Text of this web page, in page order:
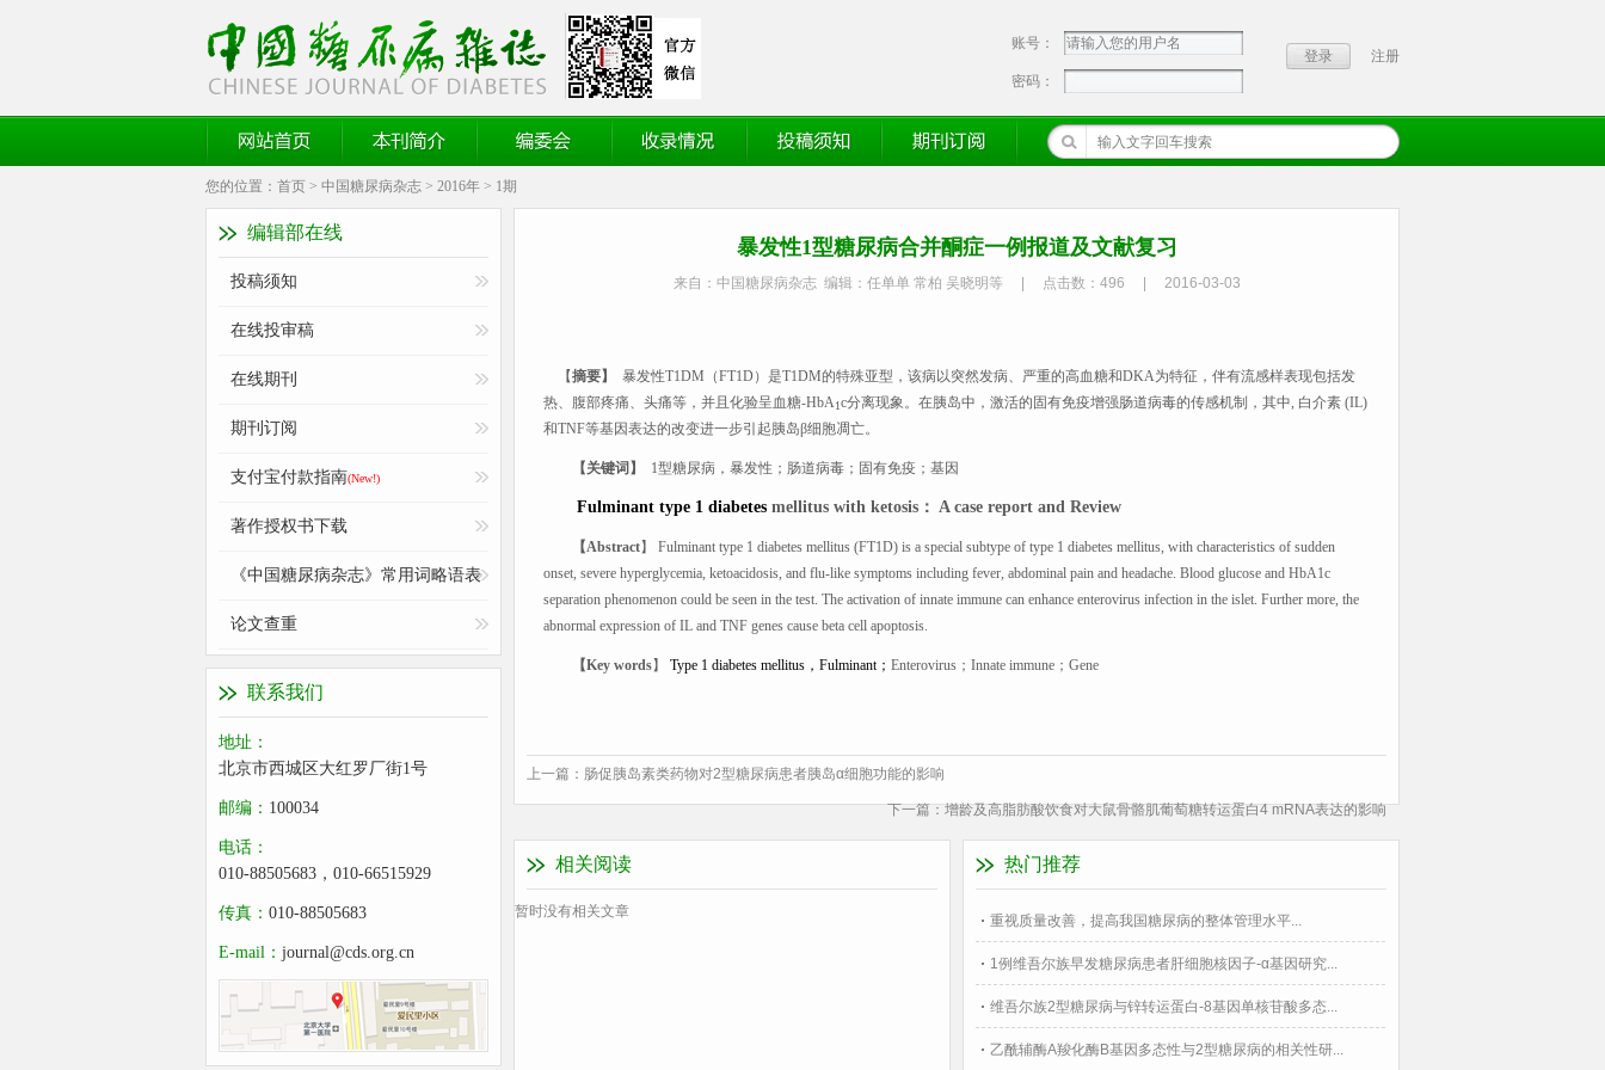
账号：
密码：
注册
网站首页 本刊简介 编委会 收录情况 投稿须知
期刊订阅
您的位置： 首页 > 中国糖尿病杂志 > 2016年 > 1期
编辑部在线
投稿须知
在线投审稿
在线期刊
期刊订阅
支付宝付款指南(New!)
著作授权书下载
《中国糖尿病杂志》常用词略语表
论文查重
联系我们
地址：
北京市西城区大红罗厂街1号
邮编： 100034
电话：
010-88505683，010-66515929
传真： 010-88505683
E-mail： journal@cds.org.cn
暴发性1型糖尿病合并酮症一例报道及文献复习
来自：中国糖尿病杂志 编辑：任单单 常柏 吴晓明等 点击数： 496 2016-03-03
【摘要】 暴发性T1DM （FT1D）是T1DM的特殊亚型，该病以突然发病、严重的高血糖和DKA为特征，伴有流感样表现包括发
热、腹部疼痛、头痛等，并且化验呈血糖-HbA1c分离现象。在胰岛中，激活的固有免疫增强肠道病毒的传感机制，其中, 白介素 (IL)
和TNF等基因表达的改变进一步引起胰岛β细胞凋亡。
【关键词 】 1型糖尿病，暴发性；肠道病毒；固有免疫；基因
Fulminant type 1 diabetesmellitus with ketosis ：A case report and Review
【Abstract】 Fulminant type 1 diabetes mellitus (FT1D) is a special subtype of type 1 diabetes mellitus, with characteristics of sudden
onset, severe hyperglycemia, ketoacidosis, and flu-like symptoms including fever, abdominal pain and headache. Blood glucose and HbA1c
separation phenomenon could be seen in the test. The activation of innate immune can enhance enterovirus infection in the islet. Further more, the
abnormal expression of IL and TNF genes cause beta cell apoptosis.
【Key words】Type 1 diabetes mellitus ，Fulminant；Enterovirus ；Innate immune ；Gene
上一篇： 肠促胰岛素类药物对2型糖尿病患者胰岛α细胞功能的影响
下一篇： 增龄及高脂肪酸饮食对大鼠骨骼肌葡萄糖转运蛋白4 mRNA表达的影响
相关阅读
暂时没有相关文章
热门推荐
重视质量改善，提高我国糖尿病的整体管理水平...
1例维吾尔族早发糖尿病患者肝细胞核因子-α基因研究...
维吾尔族2型糖尿病与锌转运蛋白-8基因单核苷酸多态...
乙酰辅酶A羧化酶B基因多态性与2型糖尿病的相关性研...